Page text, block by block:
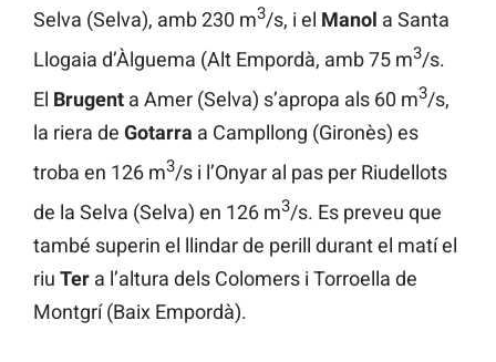
Selva (Selva), amb 230 m3/s, i el Manol a Santa
Llogaia d’Àlguema (Alt Empordà, amb 75 m3/s.
El Brugent a Amer (Selva) s’apropa als 60 m3/s,
la riera de Gotarra a Campllong (Gironès) es
troba en 126 m3/s i l’Onyar al pas per Riudellots
de la Selva (Selva) en 126 m3/s. Es preveu que
també superin el llindar de perill durant el matí el
riu Ter a l’altura dels Colomers i Torroella de
Montgrí (Baix Empordà).